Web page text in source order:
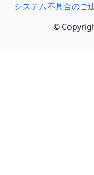
システム不具合のご
©